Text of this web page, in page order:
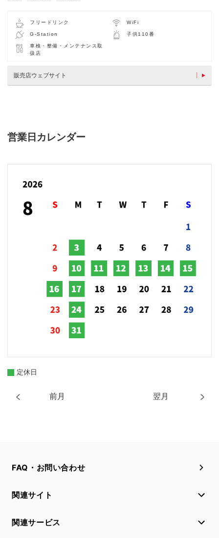
フリードリンク WiFi
G-Station 子供110番
車検・整備・メンテナンス取
扱店
販売店ウェブサイト
営業日カレンダー
前月 翌月
定休日
FAQ・お問い合わせ
関連サイト
関連サービス